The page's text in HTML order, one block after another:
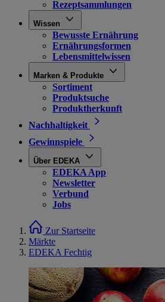
Rezeptsammlungen
Wissen
Bewusste Ernährung
Ernährungsformen
Lebensmittelwissen
Marken & Produkte
Sortiment
Produktsuche
Produktherkunft
Nachhaltigkeit
Gewinnspiele
Über EDEKA
EDEKA App
Newsletter
Verbund
Jobs
Zur Startseite
Märkte
EDEKA Fechtig